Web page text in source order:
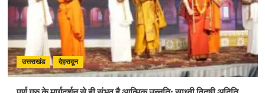
से
चलाना
होगा
प्रभावी
अभियान
:
मुख्यमंत्री
उत्तराखंड देहरादून